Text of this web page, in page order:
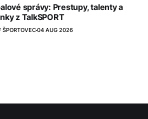
správy: Prestupy, talenty a
z TalkSPORT
ŠPORTOVEC04 AUG 2026